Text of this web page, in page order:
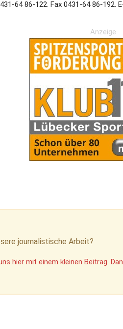
64 86-122. Fax 0431-64 86-192.
Anzeige
journalistische Arbeit?
hier mit einem kleinen Beitrag.